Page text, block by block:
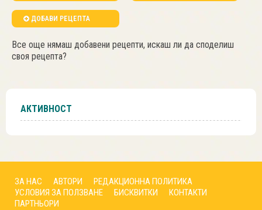
ДОБАВИ РЕЦЕПТА
Все още нямаш добавени рецепти, искаш ли да споделиш
своя рецепта?
АКТИВНОСТ
ЗА НАС АВТОРИ
РЕДАКЦИОННА ПОЛИТИКА
УСЛОВИЯ ЗА ПОЛЗВАНЕ
БИСКВИТКИ
КОНТАКТИ
ПАРТНЬОРИ